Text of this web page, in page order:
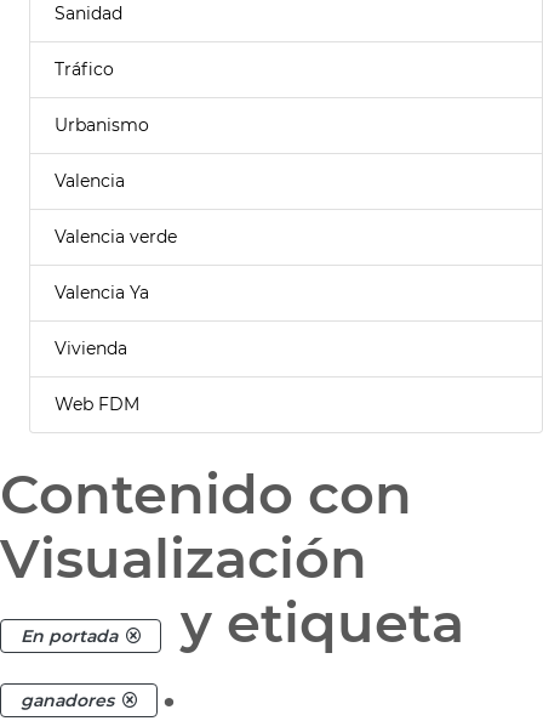
Sanidad
Tráfico
Urbanismo
Valencia
Valencia verde
Valencia Ya
Vivienda
Web FDM
Contenido con
Visualización
En portada y etiqueta
ganadores .